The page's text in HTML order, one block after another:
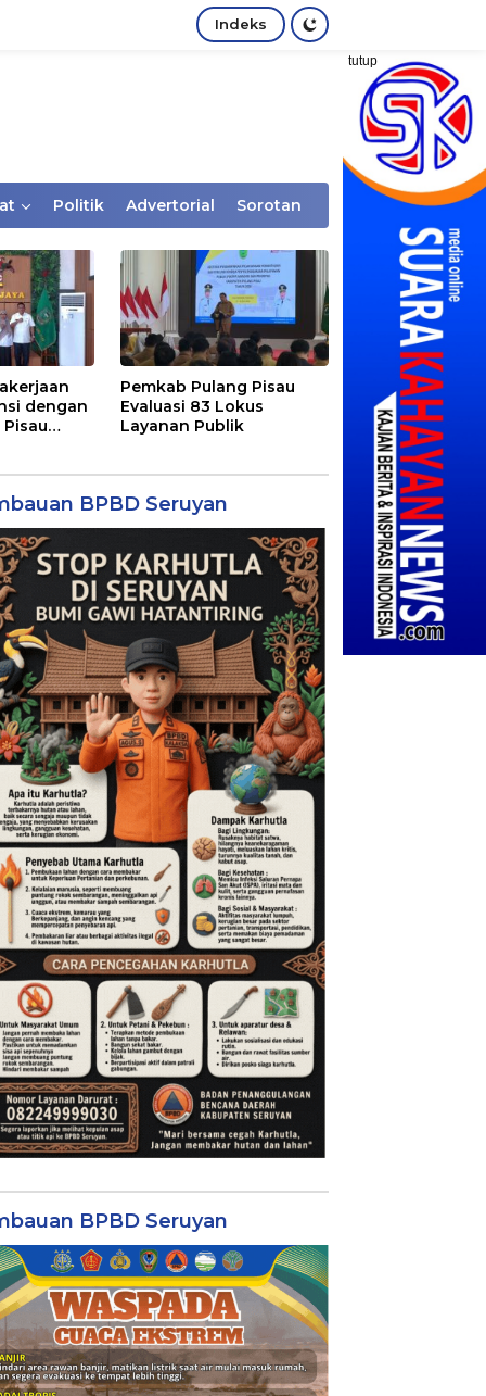
Indeks
tutup
Politik Advertorial Sorotan
dengan
Pemkab Pulang Pisau
Evaluasi 83 Lokus
Layanan Publik
BPBD Seruyan
BPBD Seruyan